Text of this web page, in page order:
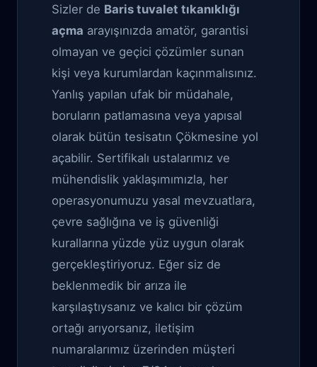
Sizler de Baris tuvalet tıkanıklığı
açma arayışınızda amatör, garantisi
olmayan ve geçici çözümler sunan
kişi veya kurumlardan kaçınmalısınız.
Yanlış yapılan ufak bir müdahale,
boruların patlamasına veya yapısal
olarak bütün tesisatın Çökmesine yol
açabilir. Sertifikalı ustalarımız ve
mühendislik yaklaşımımızla, her
operasyonumuzu yasal mevzuatlara,
çevre sağlığına ve iş güvenliği
kurallarına yüzde yüz uygun olarak
gerçekleştiriyoruz. Eğer siz de
beklenmedik bir arıza ile
karşılaştıysanız ve kalıcı bir çözüm
ortağı arıyorsanız, iletişim
numaralarımız üzerinden müşteri